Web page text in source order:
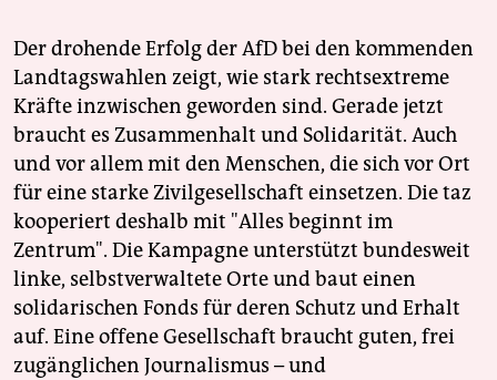
Der drohende Erfolg der AfD bei den kommenden
Landtagswahlen zeigt, wie stark rechtsextreme
Kräfte inzwischen geworden sind. Gerade jetzt
braucht es Zusammenhalt und Solidarität. Auch
und vor allem mit den Menschen, die sich vor Ort
für eine starke Zivilgesellschaft einsetzen. Die taz
kooperiert deshalb mit "Alles beginnt im
Zentrum". Die Kampagne unterstützt bundesweit
linke, selbstverwaltete Orte und baut einen
solidarischen Fonds für deren Schutz und Erhalt
auf. Eine offene Gesellschaft braucht guten, frei
zugänglichen Journalismus – und